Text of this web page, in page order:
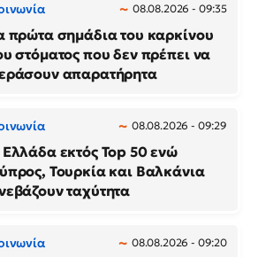
08.08.2026 - 09:35
πρώτα σημάδια του καρκίνου
στόματος που δεν πρέπει να
απαρατήρητα
08.08.2026 - 09:29
εκτός Top 50 ενώ
Τουρκία και Βαλκάνια
ταχύτητα
08.08.2026 - 09:20